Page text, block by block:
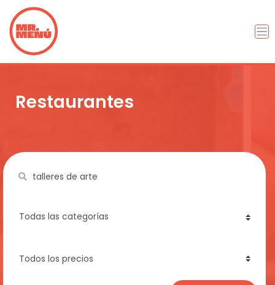
Restaurantes
Name
category
price